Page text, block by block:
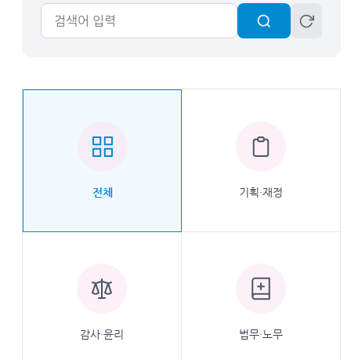
전체 기획·재정
감사·윤리 법무·노무